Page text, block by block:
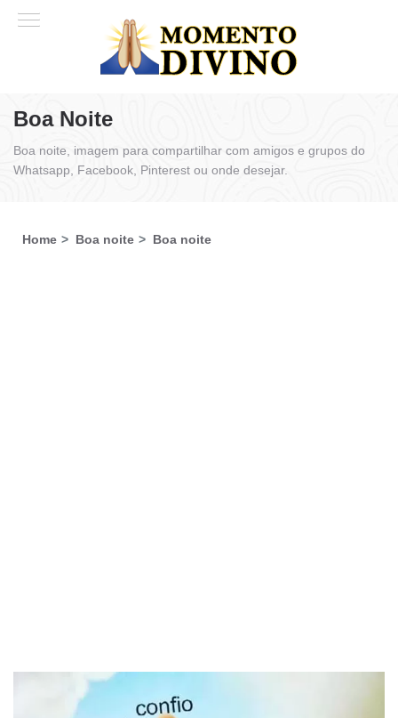
Boa Noite
Boa noite, imagem para compartilhar com amigos e grupos do
Whatsapp, Facebook, Pinterest ou onde desejar.
Home Boa noite Boa noite